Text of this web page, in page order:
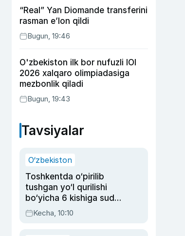
“Real” Yan Diomande transferini
rasman e’lon qildi
Bugun, 19:46
O'zbekiston ilk bor nufuzli IOI
2026 xalqaro olimpiadasiga
mezbonlik qiladi
Bugun, 19:43
Tavsiyalar
O‘zbekiston
Toshkentda o‘pirilib
tushgan yo‘l qurilishi
bo‘yicha 6 kishiga sud
hukmi o‘qildi
Kecha, 10:10